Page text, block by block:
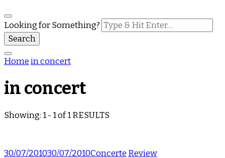
Looking for Something?
Homein concert
in concert
Showing: 1 - 1 of 1 RESULTS
30/07/201030/07/2010Concerte Review